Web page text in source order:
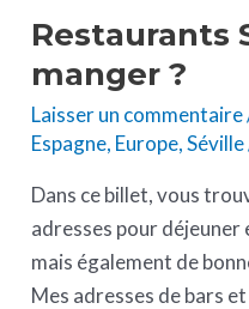
Restaurants
manger ?
Laisser un commentaire
Espagne, Europe,Séville
Dans ce billet, vous
adresses pour déjeuner
mais également de
Mes adresses de bars